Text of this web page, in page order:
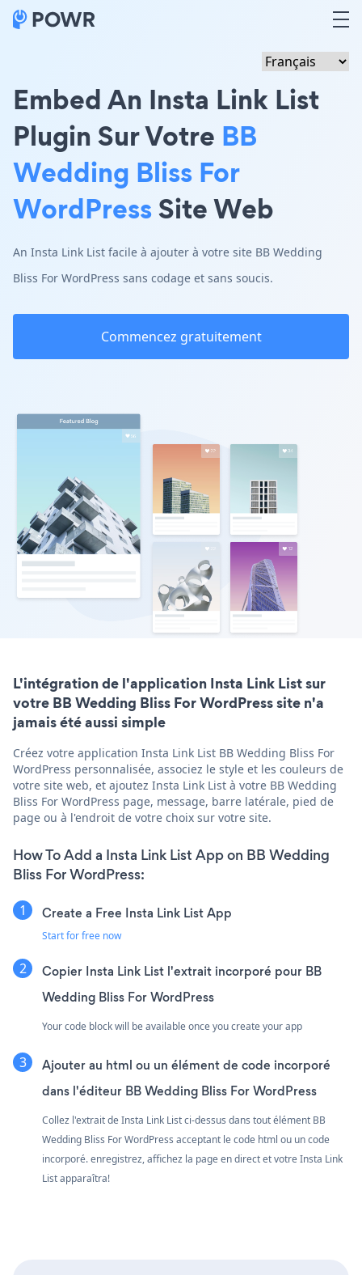
Embed An Insta Link List
Plugin Sur Votre BB
Wedding Bliss For
WordPressSite Web
An Insta Link List facile à ajouter à votre site BB Wedding
Bliss For WordPress sans codage et sans soucis.
Commencez gratuitement
L'intégration de l'application Insta Link List sur
votre BB Wedding Bliss For WordPress site n'a
jamais été aussi simple
Créez votre application Insta Link List BB Wedding Bliss For
WordPress personnalisée, associez le style et les couleurs de
votre site web, et ajoutez Insta Link List à votre BB Wedding
Bliss For WordPress page, message, barre latérale, pied de
page ou à l'endroit de votre choix sur votre site.
How To Add a Insta Link List App on BB Wedding
Bliss For WordPress:
Create a Free Insta Link List App
Start for free now
Copier Insta Link List l'extrait incorporé pour BB
Wedding Bliss For WordPress
Your code block will be available once you create your app
Ajouter au html ou un élément de code incorporé
dans l'éditeur BB Wedding Bliss For WordPress
Collez l'extrait de Insta Link List ci-dessus dans tout élément BB
Wedding Bliss For WordPress acceptant le code html ou un code
incorporé. enregistrez, affichez la page en direct et votre Insta Link
List apparaîtra!